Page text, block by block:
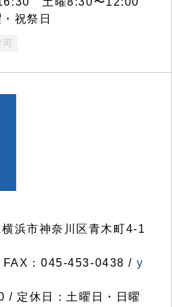
祝祭日
可
浜市神奈川区青木町4-1
：045-453-0438 / y
/ 定休日：土曜日・日曜